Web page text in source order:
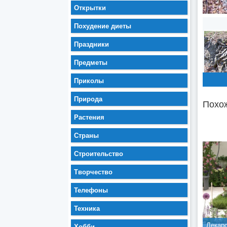
Открытки
Похудение диеты
Праздники
Предметы
Приколы
Природа
Растения
Страны
Строительство
Творчество
Телефоны
Техника